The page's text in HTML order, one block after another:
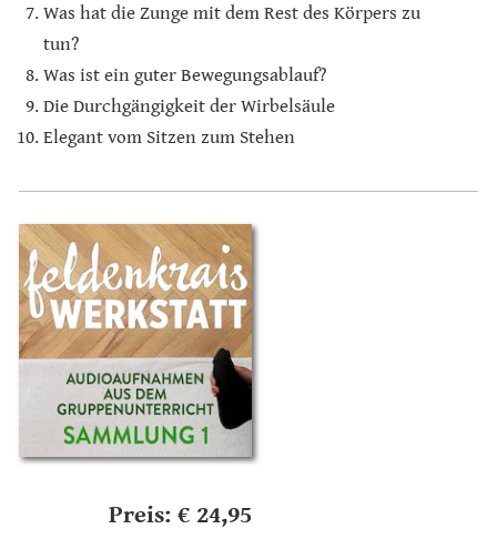
Was hat die Zunge mit dem Rest des Körpers zu
tun?
Was ist ein guter Bewegungsablauf?
Die Durchgängigkeit der Wirbelsäule
Elegant vom Sitzen zum Stehen
Preis: € 24,95